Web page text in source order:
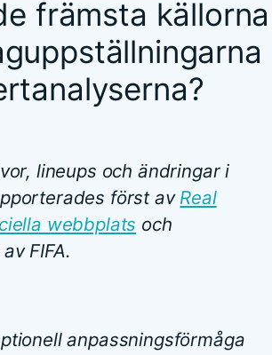
främsta källorna
lineups och ändringar i
först av Real
webbplats och
FIFA.
anpassningsförmåga